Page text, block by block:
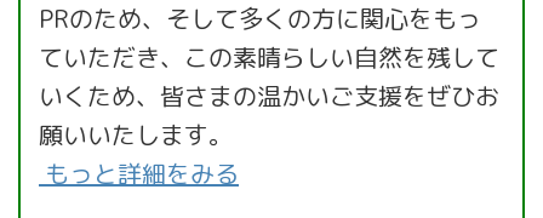
PRのため、そして多くの方に関心をもっ
ていただき、この素晴らしい自然を残して
いくため、皆さまの温かいご支援をぜひお
願いいたします。
もっと詳細をみる